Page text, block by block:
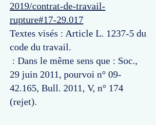
2019/contrat-de-travail-
rupture#17-29.017
Textes visés : Article L. 1237-5 du
code du travail.
: Dans le même sens que : Soc.,
29 juin 2011, pourvoi n° 09-
42.165, Bull. 2011, V, n° 174
(rejet).